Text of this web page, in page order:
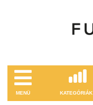
MENÜ KATEGÓRIÁK